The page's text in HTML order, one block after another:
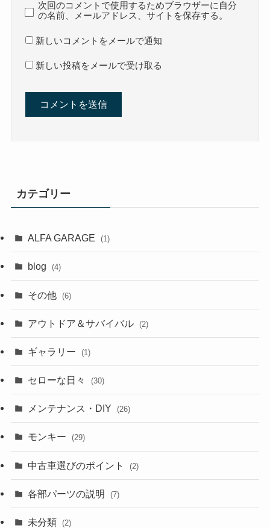
次回のコメントで使用するためブラウザーに自分
の名前、メールアドレス、サイトを保存する。
新しいコメントをメールで通知
新しい投稿をメールで受け取る
カテゴリー
ALFA GARAGE (1)
blog (4)
その他 (6)
アウトドア＆サバイバル (2)
ギャラリー (1)
セローな日々 (30)
メンテナンス・DIY (26)
モンキー (29)
中古車選びのポイント (2)
各部パーツの説明 (7)
未分類 (2)